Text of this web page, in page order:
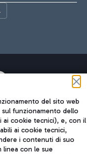
a direzione e
13032990155 P.
del sito web
funzionamento dello
ai cookie tecnici), e, con il
ai cookie tecnici,
i contenuti di suo
linea con le sue